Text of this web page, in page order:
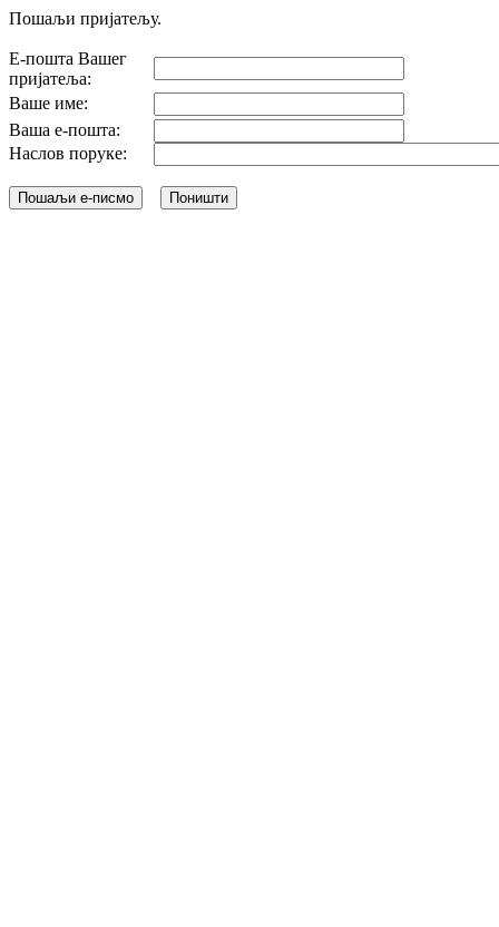
Пошаљи пријатељу.
Е-пошта Вашег
пријатеља:
Ваше име:
Ваша е-пошта:
Наслов поруке: